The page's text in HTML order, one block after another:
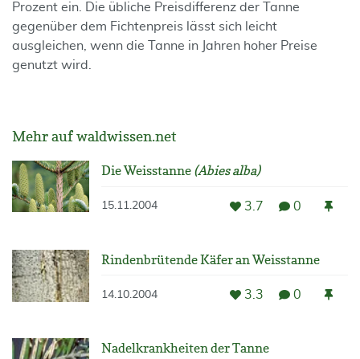
Prozent ein. Die übliche Preisdifferenz der Tanne
gegenüber dem Fichtenpreis lässt sich leicht
ausgleichen, wenn die Tanne in Jahren hoher Preise
genutzt wird.
Mehr auf waldwissen.net
Die Weisstanne (Abies alba)
15.11.2004 3.7 0
Rindenbrütende Käfer an Weisstanne
14.10.2004 3.3 0
Nadelkrankheiten der Tanne